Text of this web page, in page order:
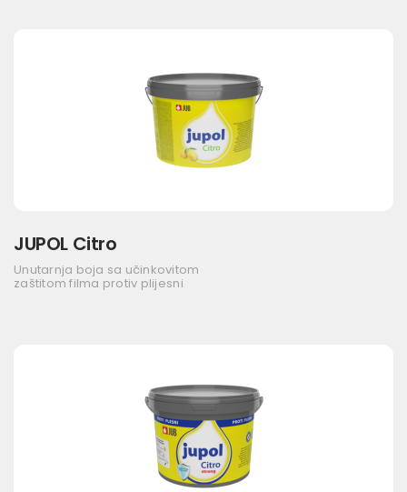
JUPOL Citro
Unutarnja boja sa učinkovitom
zaštitom filma protiv plijesni